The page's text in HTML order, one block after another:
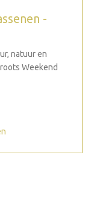
-
natuur en
Weekend